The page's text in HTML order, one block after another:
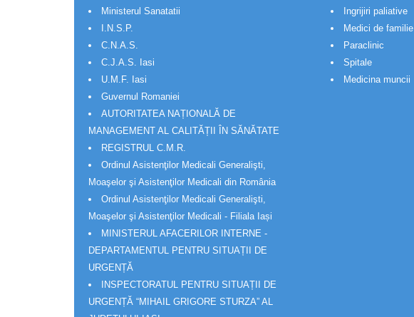
Ministerul Sanatatii
I.N.S.P.
C.N.A.S.
C.J.A.S. Iasi
U.M.F. Iasi
Guvernul Romaniei
AUTORITATEA NAȚIONALĂ DE
MANAGEMENT AL CALITĂȚII ÎN SĂNĂTATE
REGISTRUL C.M.R.
Ordinul Asistenţilor Medicali Generalişti,
Moaşelor şi Asistenţilor Medicali din România
Ordinul Asistenţilor Medicali Generalişti,
Moaşelor şi Asistenţilor Medicali - Filiala Iași
MINISTERUL AFACERILOR INTERNE -
DEPARTAMENTUL PENTRU SITUAȚII DE
URGENȚĂ
INSPECTORATUL PENTRU SITUAȚII DE
URGENȚĂ “MIHAIL GRIGORE STURZA” AL
Ingrijiri paliative
Medici de familie
Paraclinic
Spitale
Medicina muncii